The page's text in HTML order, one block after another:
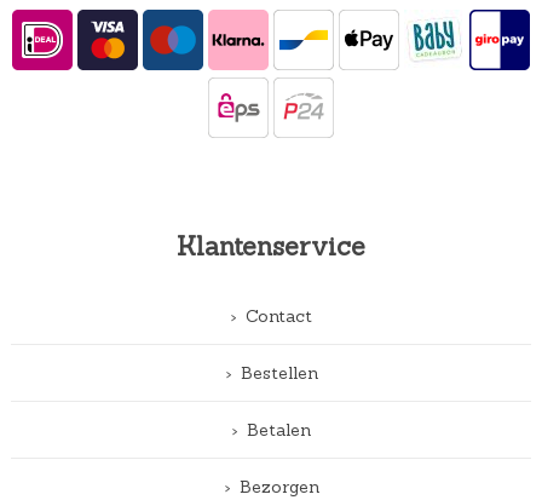
Klantenservice
Contact
Bestellen
Betalen
Bezorgen